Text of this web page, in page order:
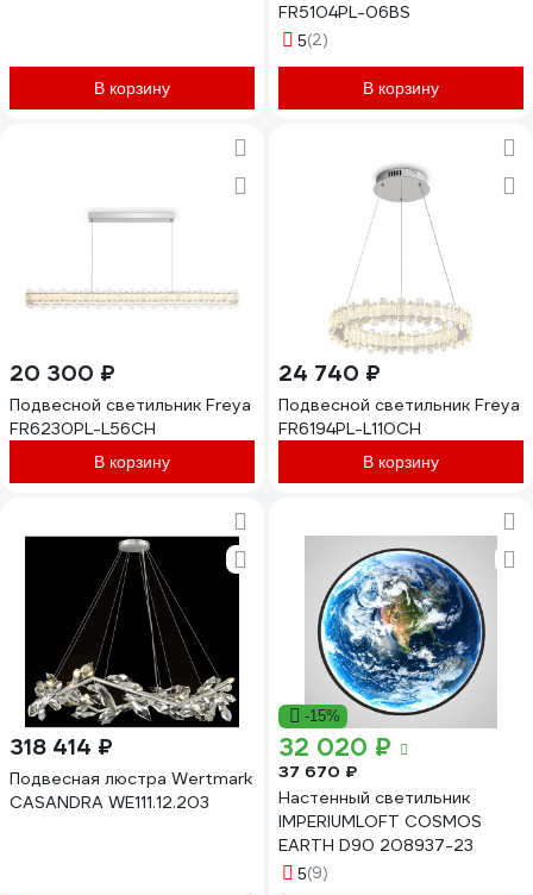
В корзину
FR5104PL-06BS
5(2)
В корзину
20 300 ₽
Подвесной светильник Freya
FR6230PL-L56CH
В корзину
24 740 ₽
Подвесной светильник Freya
FR6194PL-L110CH
В корзину
318 414 ₽
Подвесная люстра Wertmark
CASANDRA WE111.12.203
-15%
32 020 ₽
37 670 ₽
Настенный светильник
IMPERIUMLOFT COSMOS
EARTH D90 208937-23
5(9)